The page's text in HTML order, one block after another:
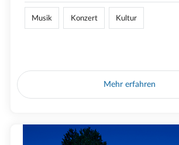
Musik Konzert Kultur
Mehr erfahren